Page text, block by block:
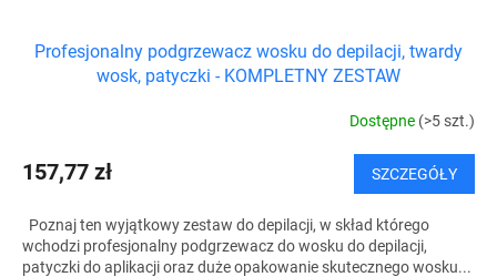
Profesjonalny podgrzewacz wosku do depilacji, twardy
wosk, patyczki - KOMPLETNY ZESTAW
Dostępne (>5 szt.)
157,77 zł SZCZEGÓŁY
Poznaj ten wyjątkowy zestaw do depilacji, w skład którego
wchodzi profesjonalny podgrzewacz do wosku do depilacji,
patyczki do aplikacji oraz duże opakowanie skutecznego wosku...